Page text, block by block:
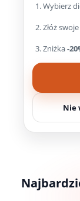
Wybierz
Złóż swoje
Zniżka-
Nie